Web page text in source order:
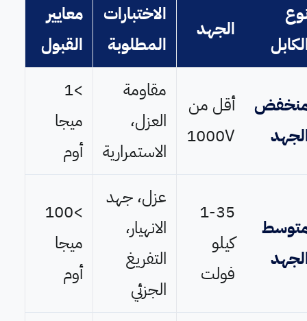
الجهد
الاختبارات
المطلوبة
معايير
القبول
أقل من
1000V
مقاومة
العزل،
الاستمرارية
>1
ميجا
أوم
1-35
كيلو
فولت
عزل، جهد
الانهيار،
التفريغ
الجزئي
>100
ميجا
أوم